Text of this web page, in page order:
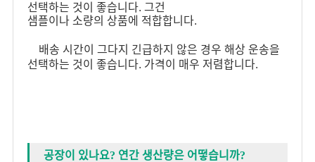
선택하는 것이 좋습니다. 그건
샘플이나 소량의 상품에 적합합니다.
배송 시간이 그다지 긴급하지 않은 경우 해상 운송을
선택하는 것이 좋습니다. 가격이 매우 저렴합니다.
공장이 있나요? 연간 생산량은 어떻습니까?